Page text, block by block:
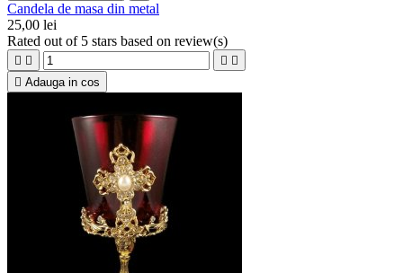
Candela de masa din metal
25,00 lei
Rated out of 5 stars based on review(s)
   
 Adauga in cos